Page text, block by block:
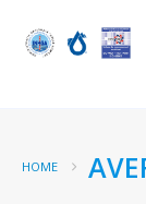
HOME